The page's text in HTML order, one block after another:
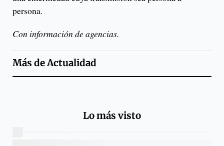
persona.
Con información de agencias.
Más deActualidad
Lo más visto